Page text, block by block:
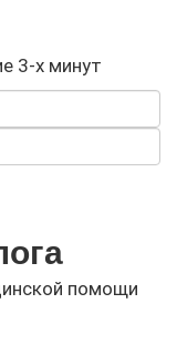
3-х минут
помощи